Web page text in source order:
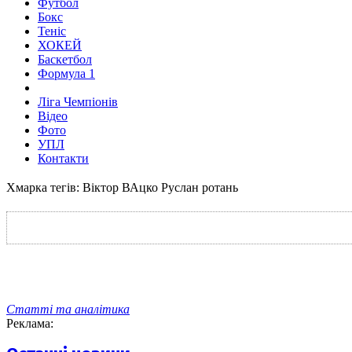
Футбол
Бокс
Теніс
ХОКЕЙ
Баскетбол
Формула 1
Ліга Чемпіонів
Відео
Фото
УПЛ
Контакти
Хмарка тегів: Віктор ВАцко Руслан ротань
Статті та аналітика
Реклама: